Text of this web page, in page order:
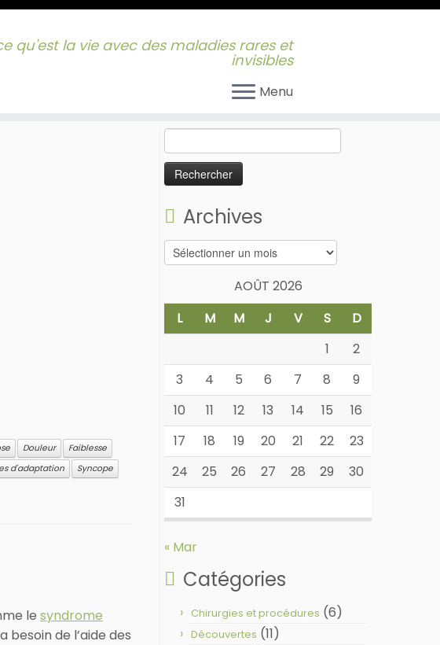
qu'est la vie avec des maladies rares et
invisibles
Menu
Douleur
Faiblesse
d'adaptation
Syncope
le syndrome
besoin de l’aide des
Archives
Archives
AOÛT 2026
L
M M J V S
D
1
2
3
4 5 6 7 8
9
10
11 12 13 14 15
16
17
18 19 20 21 22
23
24
25 26 27 28 29
30
31
« Mar
Catégories
Chirurgies et procédures (6)
Découvertes (11)